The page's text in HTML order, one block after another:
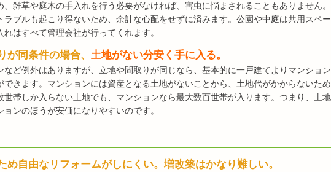
雑草や庭木の手入れを行う必要がなければ、害虫に悩まされることもありません。
ラブルも起こり得ないため、余計な心配をせずに済みます。公園や中庭は共用スペー
はすべて管理会社が行ってくれます。
が同条件の場合、 土地がない分安く手に入る。
など例外はありますが、立地や間取りが同じなら、基本的に一戸建てよりマンション
できます。マンションには資産となる土地がないことから、土地代がかからないため
世帯しか入らない土地でも、マンションなら最大数百世帯が入ります。つまり、土地
ンのほうが安価になりやすいのです。
め自由なリフォームがしにくい。増改築はかなり難しい。